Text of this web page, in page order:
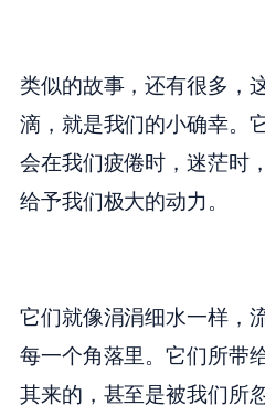
类似的故事，还有很多，
滴，就是我们的小确幸。
会在我们疲倦时，迷茫时
给予我们极大的动力。
它们就像涓涓细水一样，
每一个角落里。它们所带
其来的，甚至是被我们所